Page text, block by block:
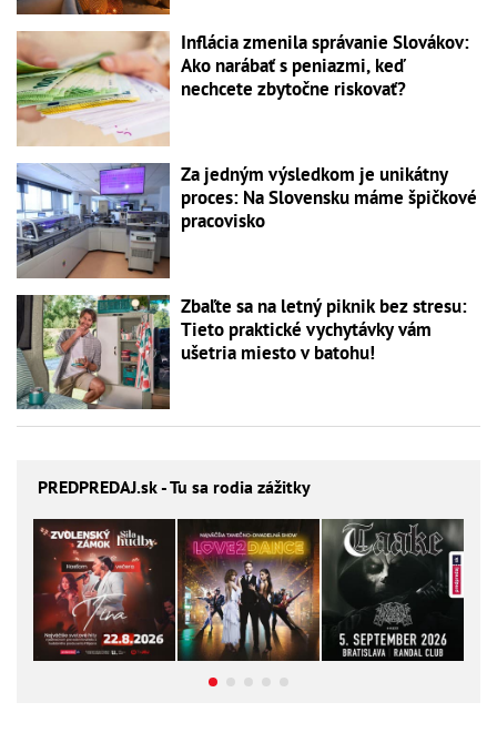
Inflácia zmenila správanie Slovákov:
Ako narábať s peniazmi, keď
nechcete zbytočne riskovať?
Za jedným výsledkom je unikátny
proces: Na Slovensku máme špičkové
pracovisko
Zbaľte sa na letný piknik bez stresu:
Tieto praktické vychytávky vám
ušetria miesto v batohu!
PREDPREDAJ.sk - Tu sa rodia zážitky